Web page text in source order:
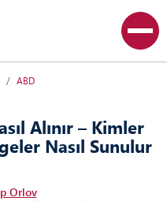
ABD
Alınır – Kimler
Nasıl Sunulur
Orlov